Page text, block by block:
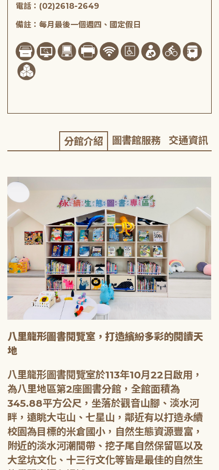
電話：(02)2618-2649
備註：每月最後一個週四、國定假日
分館介紹 圖書館服務 交通資訊
八里龍形圖書閱覽室，打造繽紛多彩的閱讀天
地
八里龍形圖書閱覽室於113年10月22日啟用，
為八里地區第2座圖書分館，全館面積為
345.88平方公尺，坐落於觀音山腳、淡水河
畔，遠眺大屯山、七星山，鄰近有以打造永續
校園為目標的米倉國小，自然生態資源豐富，
附近的淡水河潮間帶、挖子尾自然保留區以及
大坌坑文化、十三行文化等皆是最佳的自然生